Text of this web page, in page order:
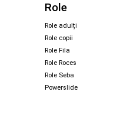
Role
Role adulți
Role copii
Role Fila
Role Roces
Role Seba
Powerslide